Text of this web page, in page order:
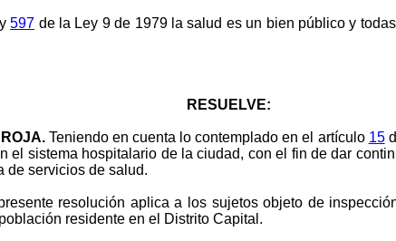
y597 de la Ley 9 de 1979 la salud es un bien público y
RESUELVE:
Teniendo en cuenta lo contemplado en el artículo 15
el sistema hospitalario de la ciudad, con el fin de dar
de servicios de salud.
resolución aplica a los sujetos objeto de
residente en el Distrito Capital.